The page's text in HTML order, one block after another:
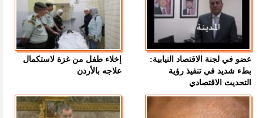
عضو في لجنة الاقتصاد النيابية:
بطء شديد في تنفيذ رؤية
التحديث الاقتصادي
إخلاء طفل من غزة لاستكمال
علاجه بالأردن